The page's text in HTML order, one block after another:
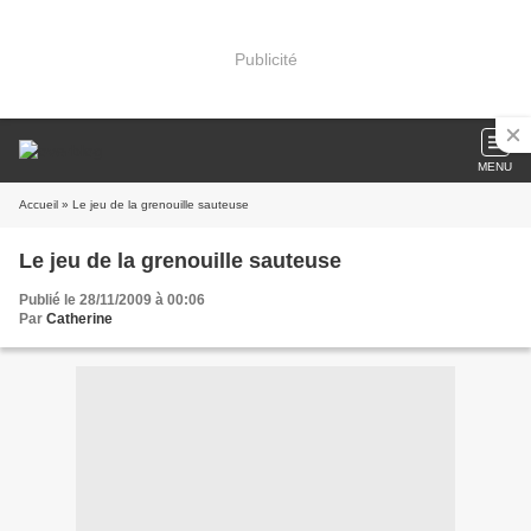
Publicité
MENU
Accueil » Le jeu de la grenouille sauteuse
Le jeu de la grenouille sauteuse
Publié le 28/11/2009 à 00:06
Par Catherine